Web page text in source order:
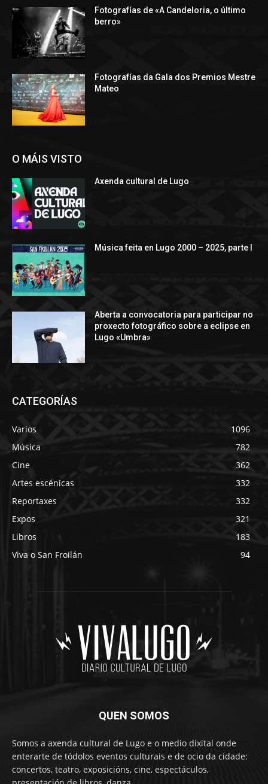
Fotografías de «A Candeloria, o último
berro»
Fotografías da Gala dos Premios Mestre
Mateo
O MÁIS VISTO
Axenda cultural de Lugo
Música feita en Lugo 2000 – 2025, parte I
Aberta a convocatoria para participar no
proxecto fotográfico sobre a eclipse en
Lugo «Umbra»
CATEGORÍAS
Varios
1096
Música
782
Cine
362
Artes escénicas
332
Reportaxes
332
Expos
321
Libros
183
Viva o San Froilán
94
QUEN SOMOS
Somos a axenda cultural de Lugo e o medio dixital onde
enterarte de tódolos eventos culturais e de ocio da cidade:
concertos, teatro, exposicións, cine, espectáculos,